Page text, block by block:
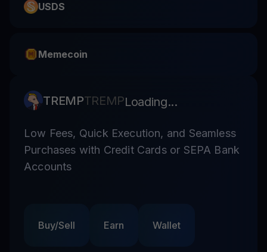
USDS
Memecoin
TREMPTREMPLoading...
Low Fees, Quick Execution, and Seamless
Purchases with Credit Cards or SEPA Bank
Accounts
Buy/Sell Earn Wallet